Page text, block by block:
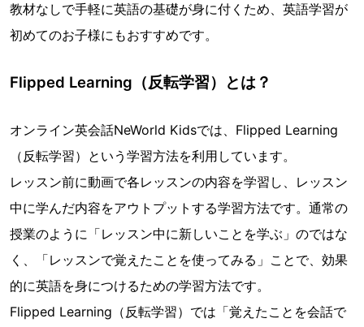
教材なしで手軽に英語の基礎が身に付くため、英語学習が
初めてのお子様にもおすすめです。
Flipped Learning（反転学習）とは？
オンライン英会話NeWorld Kidsでは、Flipped Learning
（反転学習）という学習方法を利用しています。
レッスン前に動画で各レッスンの内容を学習し、レッスン
中に学んだ内容をアウトプットする学習方法です。通常の
授業のように「レッスン中に新しいことを学ぶ」のではな
く、「レッスンで覚えたことを使ってみる」ことで、効果
的に英語を身につけるための学習方法です。
Flipped Learning（反転学習）では「覚えたことを会話で